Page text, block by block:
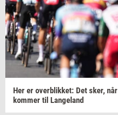
Her er over­blik­ket: Det sker, når
kom­mer til Lan­geland